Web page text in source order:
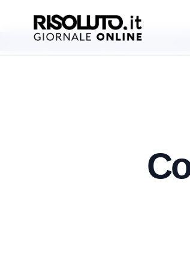
AGGIORNAMENTI
siciliano per i neonati prematuri